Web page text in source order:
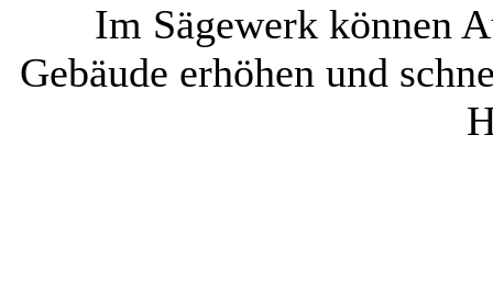
Im Sägewerk können
Gebäude erhöhen und